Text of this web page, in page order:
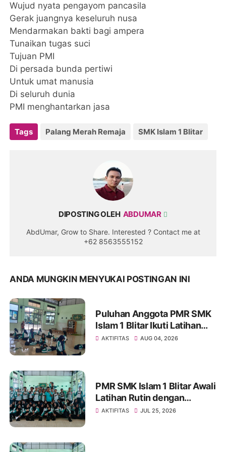
Wujud nyata pengayom pancasila
Gerak juangnya keseluruh nusa
Mendarmakan bakti bagi ampera
Tunaikan tugas suci
Tujuan PMI
Di persada bunda pertiwi
Untuk umat manusia
Di seluruh dunia
PMI menghantarkan jasa
Tags Palang Merah Remaja SMK Islam 1 Blitar
DIPOSTING OLEH ABDUMAR
AbdUmar, Grow to Share. Interested ? Contact me at
+62 8563555152
ANDA MUNGKIN MENYUKAI POSTINGAN INI
Puluhan Anggota PMR SMK
Islam 1 Blitar Ikuti Latihan
Pertolongan Pertama (PP)
AKTIFITAS AUG 04, 2026
PMR SMK Islam 1 Blitar Awali
Latihan Rutin dengan
Pembekalan 7 Prinsip Dasar
AKTIFITAS JUL 25, 2026